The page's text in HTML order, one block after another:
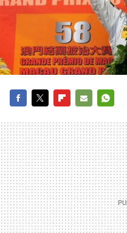
MAIL